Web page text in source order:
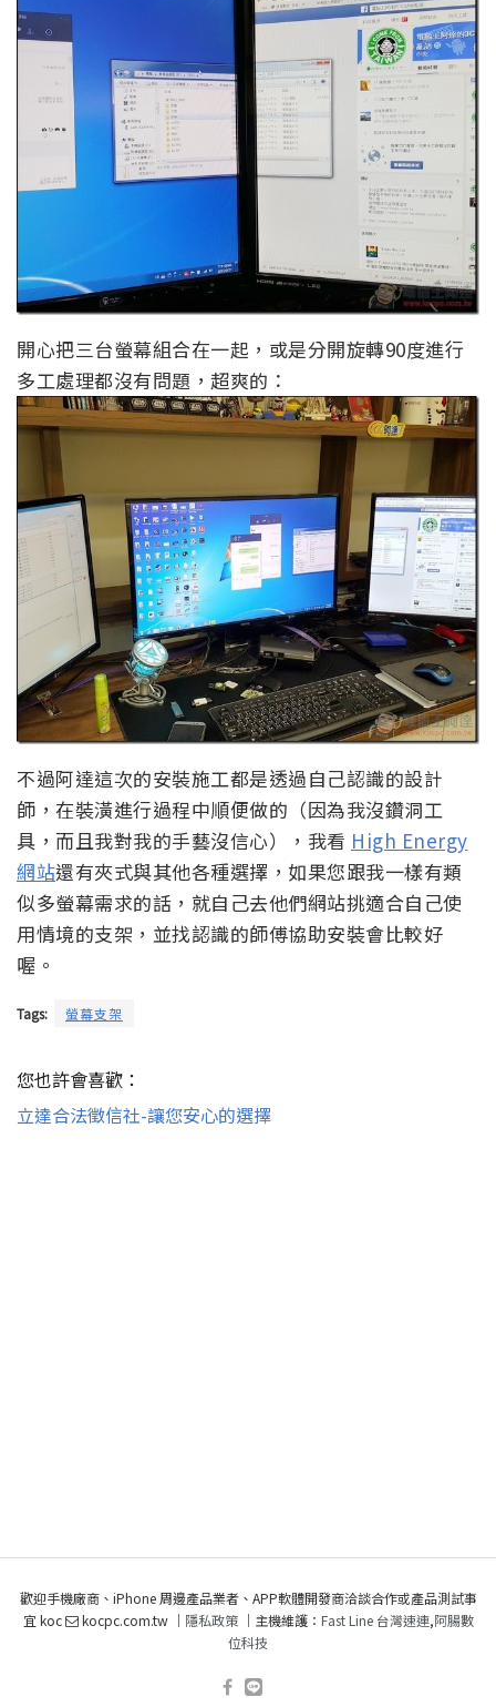
開心把三台螢幕組合在一起，或是分開旋轉90度進行
多工處理都沒有問題，超爽的：
不過阿達這次的安裝施工都是透過自己認識的設計
師，在裝潢進行過程中順便做的（因為我沒鑽洞工
具，而且我對我的手藝沒信心），我看 High Energy
網站還有夾式與其他各種選擇，如果您跟我一樣有類
似多螢幕需求的話，就自己去他們網站挑適合自己使
用情境的支架，並找認識的師傅協助安裝會比較好
喔。
Tags: 螢幕支架
您也許會喜歡：
立達合法徵信社-讓您安心的選擇
歡迎手機廠商、iPhone 周邊產品業者、APP軟體開發商洽談合作或產品測試事
宜 koc
kocpc.com.tw ｜ 隱私政策｜主機維護： Fast Line 台灣速連,阿腸數
位科技